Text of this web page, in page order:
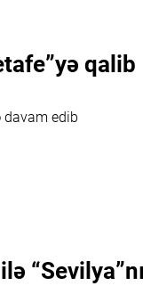
qalib
davam edib